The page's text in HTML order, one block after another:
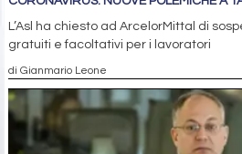
L’Asl ha chiesto ad ArcelorMittal di
gratuiti e facoltativi per i lavoratori
di Gianmario Leone